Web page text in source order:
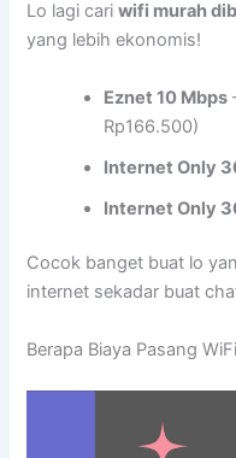
Lo lagi cariwifi murah
yang lebih ekonomis!
Eznet 10 Mbps
Rp166.500)
Internet Only
Internet Only
Cocok banget buat lo
internet sekadar buat
Berapa Biaya Pasang